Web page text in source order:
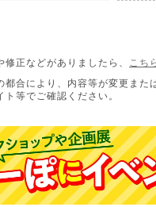
正などがありましたら、 こち
合により、内容等が変更また
等でご確認ください。